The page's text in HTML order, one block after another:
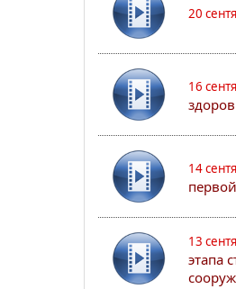
20
16
14
13
этапа